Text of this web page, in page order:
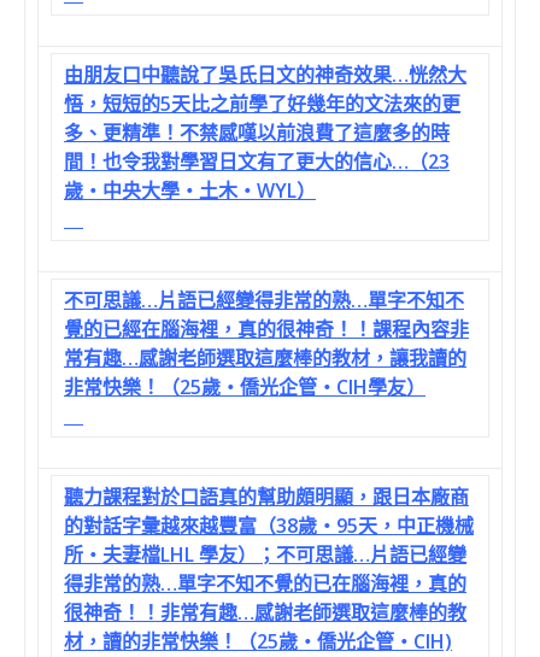
由朋友口中聽說了吳氏日文的神奇效果…恍然大
悟，短短的5天比之前學了好幾年的文法來的更
多、更精準！不禁感嘆以前浪費了這麼多的時
間！也令我對學習日文有了更大的信心…（23
歲‧中央大學‧土木‧WYL）
不可思議…片語已經變得非常的熟…單字不知不
覺的已經在腦海裡，真的很神奇！！課程內容非
常有趣…感謝老師選取這麼棒的教材，讓我讀的
非常快樂！（25歲‧僑光企管‧CIH學友）
聽力課程對於口語真的幫助頗明顯，跟日本廠商
的對話字彙越來越豐富（38歲‧95天，中正機械
所‧夫妻檔LHL 學友）；不可思議…片語已經變
得非常的熟…單字不知不覺的已在腦海裡，真的
很神奇！！非常有趣…感謝老師選取這麼棒的教
材，讀的非常快樂！（25歲‧僑光企管‧CIH)